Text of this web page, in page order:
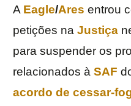
A Eagle/Ares entrou
petições na Justiça
para suspender os
relacionados à SAF
acordo de cessar-